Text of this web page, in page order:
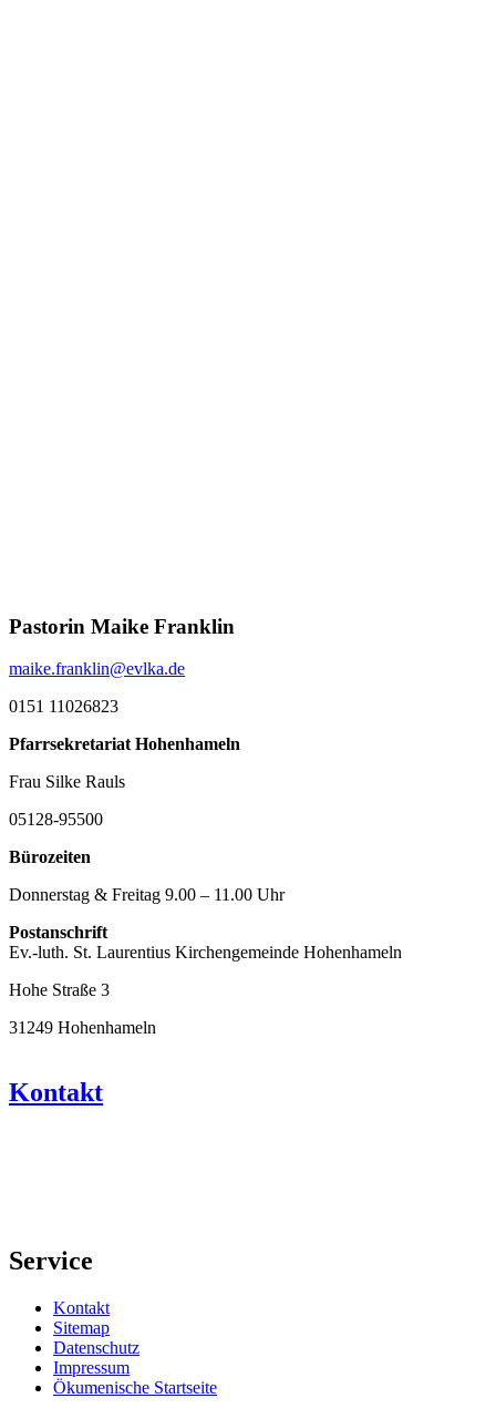
Pastorin Maike Franklin
maike.franklin@evlka.de
0151 11026823
Pfarrsekretariat Hohenhameln
Frau Silke Rauls
05128-95500
Bürozeiten
Donnerstag & Freitag 9.00 – 11.00 Uhr
Postanschrift
Ev.-luth. St. Laurentius Kirchengemeinde Hohenhameln
Hohe Straße 3
31249 Hohenhameln
Kontakt
Service
Kontakt
Sitemap
Datenschutz
Impressum
Ökumenische Startseite